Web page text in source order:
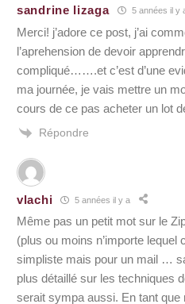
sandrine lizaga 5 années il y
Merci! j’adore ce post, j’ai
l’aprehension de devoir
compliqué…….et c’est d’une
ma journée, je vais mettre un
cours de ce pas acheter un lot
Répondre
vlachi 5 années il y a
Même pas un petit mot sur le
(plus ou moins n’importe lequel
simpliste mais pour un mail …
plus détaillé sur les techniques
serait sympa aussi. En tant